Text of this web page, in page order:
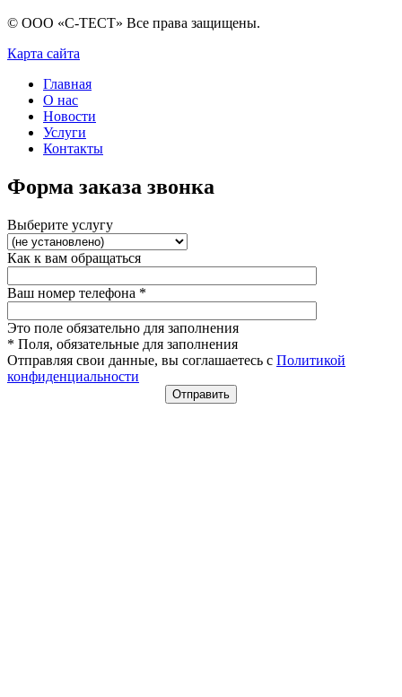
© ООО «С-ТЕСТ» Все права защищены.
Карта сайта
Главная
О нас
Новости
Услуги
Контакты
Форма заказа звонка
Выберите услугу
Как к вам обращаться
Ваш номер телефона *
Это поле обязательно для заполнения
* Поля, обязательные для заполнения
Отправляя свои данные, вы соглашаетесь с Политикой
конфиденциальности